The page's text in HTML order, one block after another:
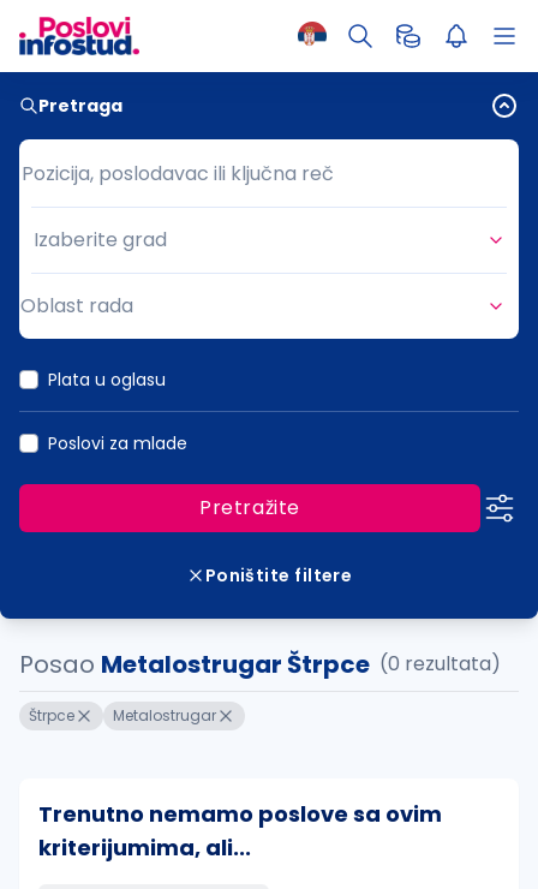
Pretraga
Pozicija, poslodavac ili ključna reč
Pozicija, poslodavac ili ključna reč
Grad
Izaberite grad
Oblast rada
Plata u oglasu
Poslovi za mlade
Pretražite
Poništite filtere
Posao Metalostrugar Štrpce (0 rezultata)
Štrpce Metalostrugar
Trenutno nemamo poslove sa ovim
kriterijumima, ali...